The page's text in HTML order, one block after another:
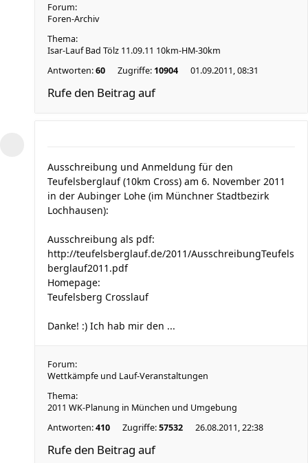
Forum:
Foren-Archiv
Thema:
Isar-Lauf Bad Tölz 11.09.11 10km-HM-30km
Antworten:60 Zugriffe: 10904 01.09.2011, 08:31
Rufe den Beitrag auf
Ausschreibung und Anmeldung für den
Teufelsberglauf (10km Cross) am 6. November 2011
in der Aubinger Lohe (im Münchner Stadtbezirk
Lochhausen):
Ausschreibung als pdf:
http://teufelsberglauf.de/2011/AusschreibungTeufels
berglauf2011.pdf
Homepage:
Teufelsberg Crosslauf
Danke! :) Ich hab mir den ...
Forum:
Wettkämpfe und Lauf-Veranstaltungen
Thema:
2011 WK-Planung in München und Umgebung
Antworten:410 Zugriffe:57532 26.08.2011, 22:38
Rufe den Beitrag auf